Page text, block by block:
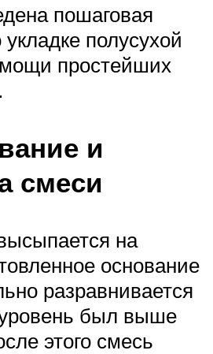
пошаговая
полусухой
простейших
и
смеси
на
основание
разравнивается
был выше
этого смесь